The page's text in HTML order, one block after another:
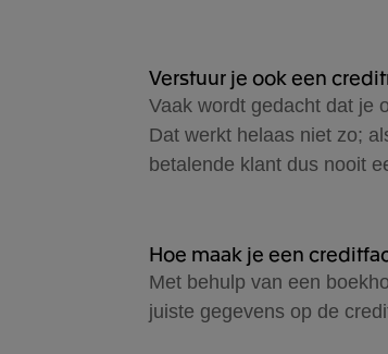
Verstuur je ook een
Vaak wordt gedacht dat je
Dat werkt helaas niet zo;
betalende klant dus nooit
Hoe maak je een
Met behulp van een
juiste gegevens op de